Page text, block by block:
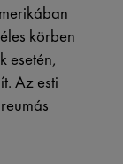
körben
esetén,
Az esti